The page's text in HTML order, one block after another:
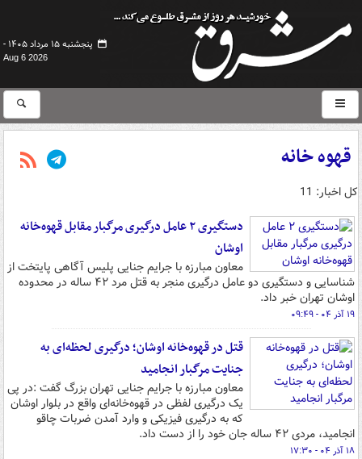
پنجشنبه ۱۵ مرداد ۱۴۰۵ -
Aug 6 2026
قهوه خانه
کل اخبار: 11
دستگیری ۲ عامل درگیری مرگبار مقابل قهوه‌خانه
اوشان
معاون مبارزه با جرایم جنایی پلیس آگاهی پایتخت از
شناسایی و دستگیری دو عامل درگیری منجر به قتل مرد ۴۲ ساله در محدوده
اوشان تهران خبر داد.
۱۹ آذر ۰۴ - ۰۹:۴۹
قتل در قهوه‌خانه اوشان؛ درگیری لحظه‌ای به
جنایت مرگبار انجامید
معاون مبارزه با جرایم جنایی تهران بزرگ گفت :در پی
یک درگیری لفظی در قهوه‌خانه‌ای واقع در بلوار اوشان
که به درگیری فیزیکی و وارد آمدن ضربات چاقو
انجامید، مردی ۴۲ ساله جان خود را از دست داد.
۱۸ آذر ۰۴ - ۱۷:۳۰